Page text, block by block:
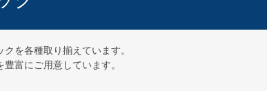
を各種取り揃えています。
富にご用意しています。